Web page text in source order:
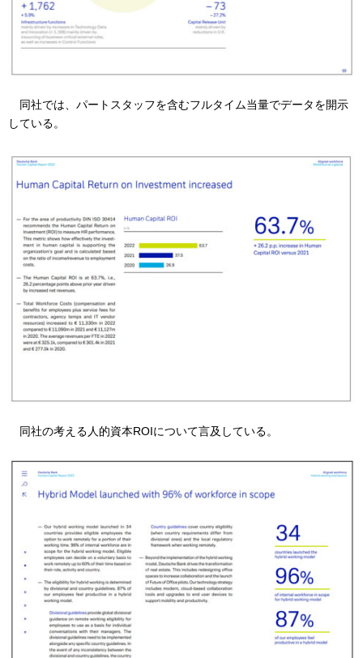
同社では、パートスタッフを含むフルタイム当量でデータを開示
している。
同社の考える人的資本ROIについて言及している。